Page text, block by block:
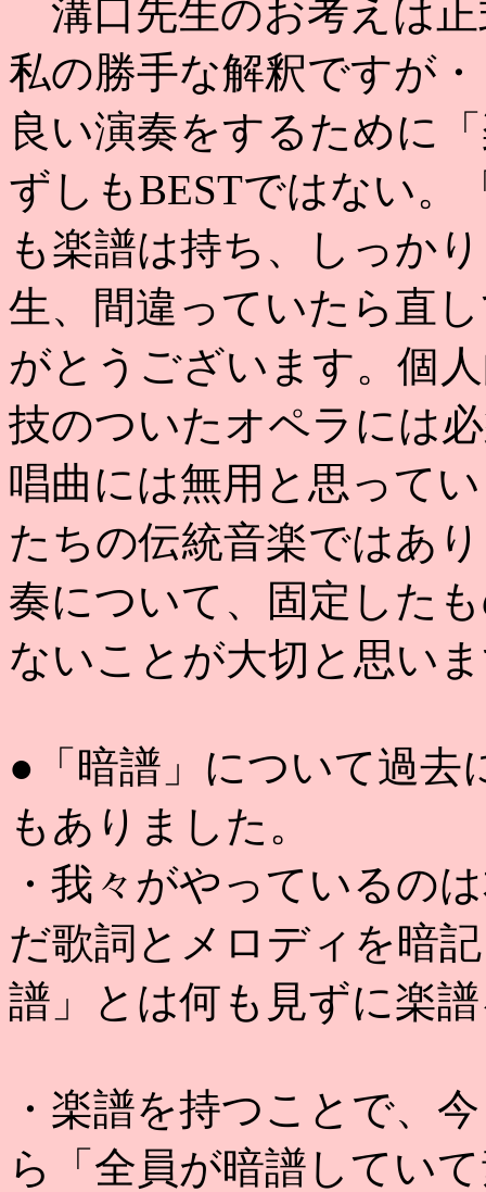
溝口先生のお考えは
私の勝手な解釈ですが
良い演奏をするために
ずしもBESTではない。
も楽譜は持ち、しっか
生、間違っていたら直
がとうございます。個
技のついたオペラには
唱曲には無用と思って
たちの伝統音楽ではあ
奏について、固定した
ないことが大切と思い
●「暗譜」について過去
もありました。
・我々がやっているの
だ歌詞とメロディを暗
譜」とは何も見ずに楽
・楽譜を持つことで、
ら「全員が暗譜してい